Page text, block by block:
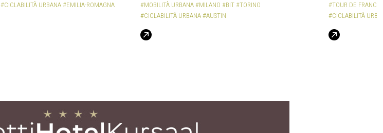
#CICLABILITÀ URBANA #EMILIA-ROMAGNA
#MOBILITÀ URBANA #MILANO #BIT #TORINO
#CICLABILITÀ URBANA #AUSTIN
#TOUR DE FRANCE
#CICLABILITÀ